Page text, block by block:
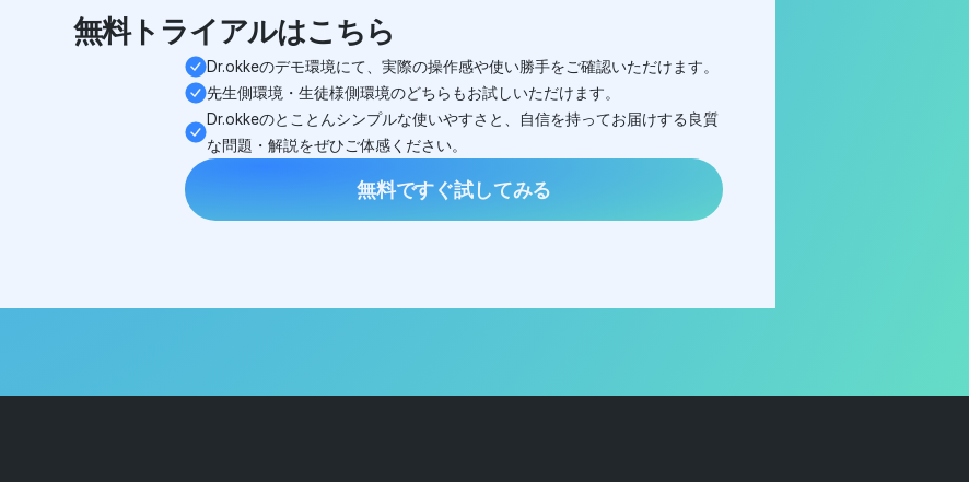
無料トライアルはこちら
Dr.okkeのデモ環境にて、実際の操作感や使い勝手をご確認いただけます。
先生側環境・生徒様側環境のどちらもお試しいただけます。
Dr.okkeのとことんシンプルな使いやすさと、自信を持ってお届けする良質
な問題・解説をぜひご体感ください。
無料ですぐ試してみる